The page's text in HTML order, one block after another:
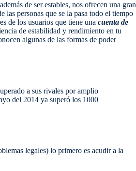
de ser estables, nos ofrecen una gran
las personas que se la pasa todo el tiempo
de los usuarios que tiene una cuenta de
de estabilidad y rendimiento en tu
algunas de las formas de poder
a sus rivales por amplio
del 2014 ya superó los 1000
legales) lo primero es acudir a la